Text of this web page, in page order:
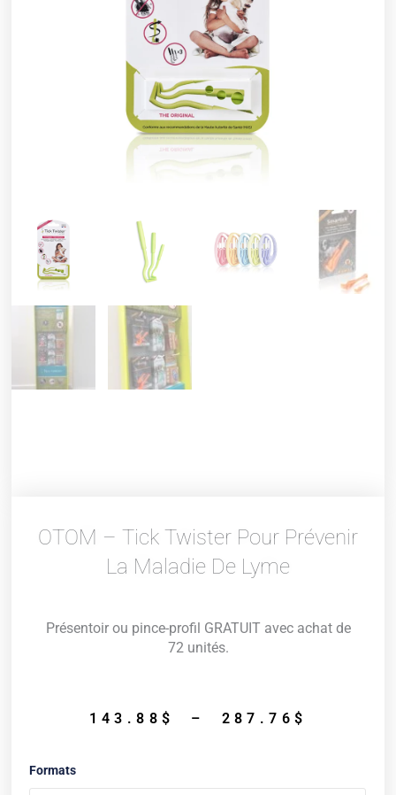
OTOM – Tick Twister Pour Prévenir
La Maladie De Lyme
Présentoir ou pince-profil GRATUIT avec achat de
72 unités.
143.88$ – 287.76 $
Formats
quantité
de